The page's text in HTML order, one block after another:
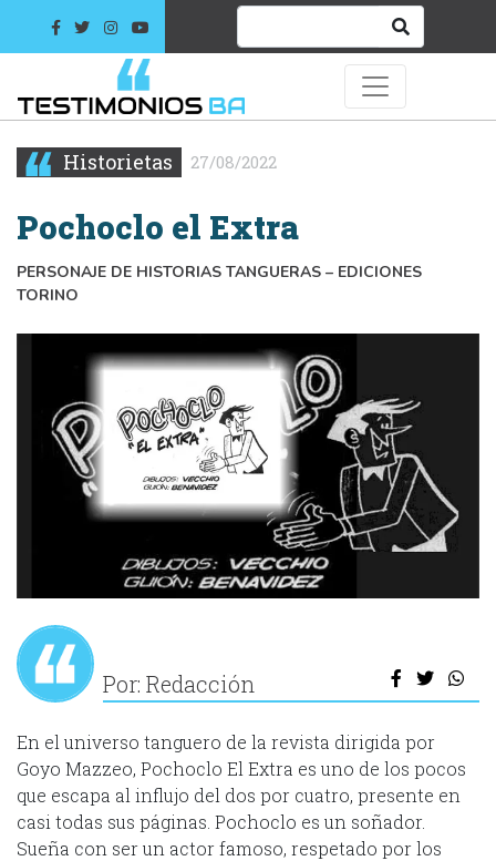
Historietas 27/08/2022
Pochoclo el Extra
PERSONAJE DE HISTORIAS TANGUERAS – EDICIONES
TORINO
Por: Redacción
En el universo tanguero de la revista dirigida por
Goyo Mazzeo, Pochoclo El Extra es uno de los pocos
que escapa al influjo del dos por cuatro, presente en
casi todas sus páginas. Pochoclo es un soñador.
Sueña con ser un actor famoso, respetado por los